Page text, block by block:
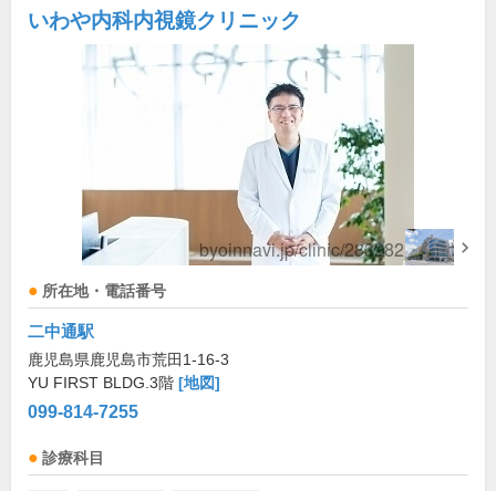
いわや内科内視鏡クリニック
所在地・電話番号
二中通駅
鹿児島県鹿児島市荒田1-16-3
YU FIRST BLDG.3階 [地図]
099-814-7255
診療科目